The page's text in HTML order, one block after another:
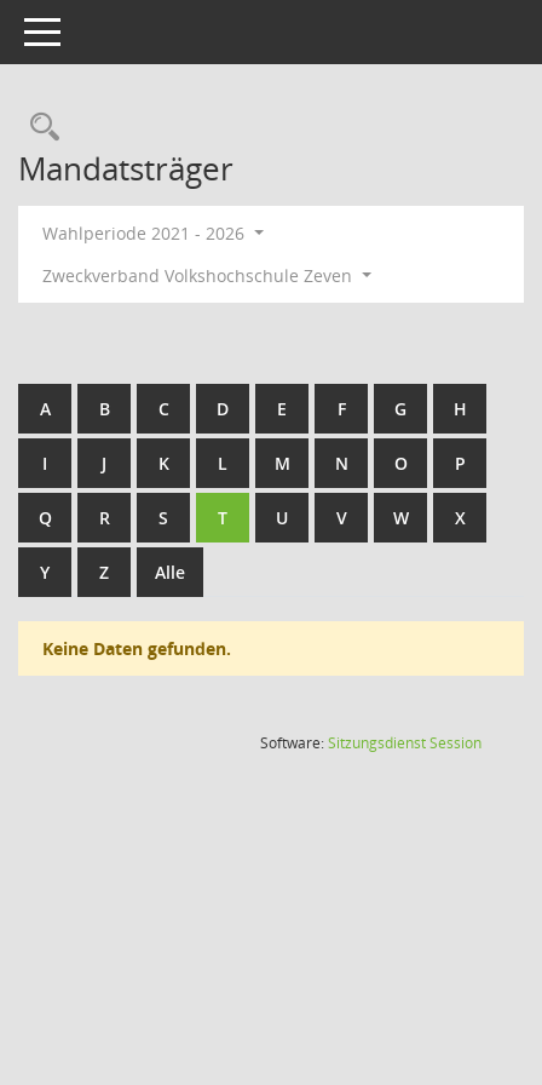
Toggle navigation
Rechercheauswahl
Mandatsträger
Wahlperiode 2021 - 2026
Zweckverband Volkshochschule Zeven
A B C D E F G H
I J K L M N O P
Q R S T U V W X
Y Z Alle
Keine Daten gefunden.
Software:SitzungsdienstSession(Wird in